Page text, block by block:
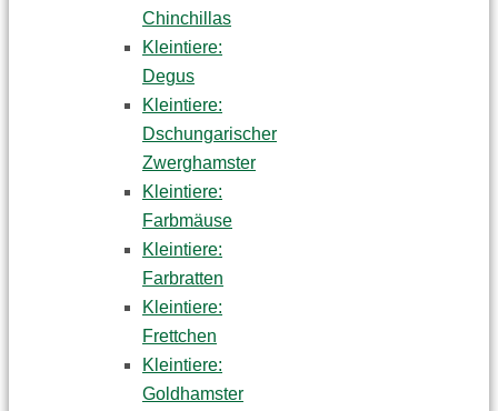
Chinchillas
Kleintiere:
Degus
Kleintiere:
Dschungarischer
Zwerghamster
Kleintiere:
Farbmäuse
Kleintiere:
Farbratten
Kleintiere:
Frettchen
Kleintiere:
Goldhamster